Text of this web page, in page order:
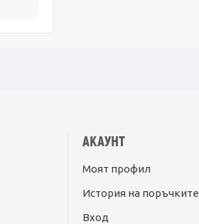
АКАУНТ
Моят профил
История на поръчките
Вход